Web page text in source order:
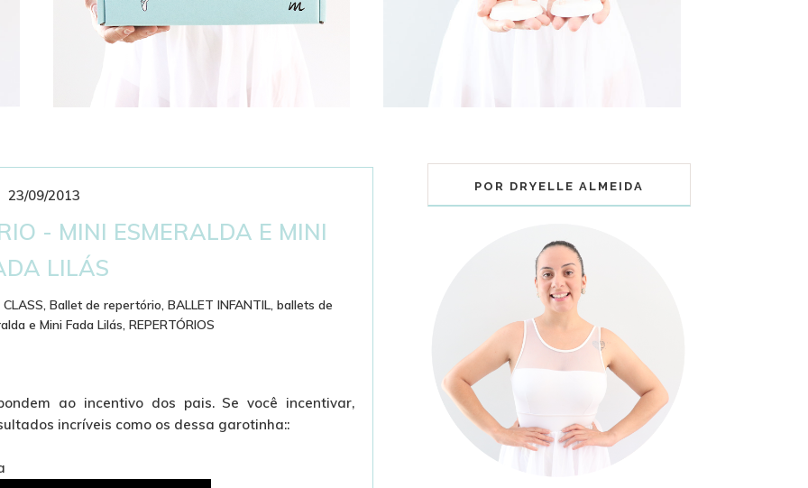
23/09/2013
- MINI ESMERALDA E MINI
LILÁS
, Ballet de repertório, BALLET INFANTIL, ballets de
e Mini Fada Lilás, REPERTÓRIOS
ao incentivo dos pais. Se você incentivar,
incríveis como os dessa garotinha::
POR DRYELLE ALMEIDA